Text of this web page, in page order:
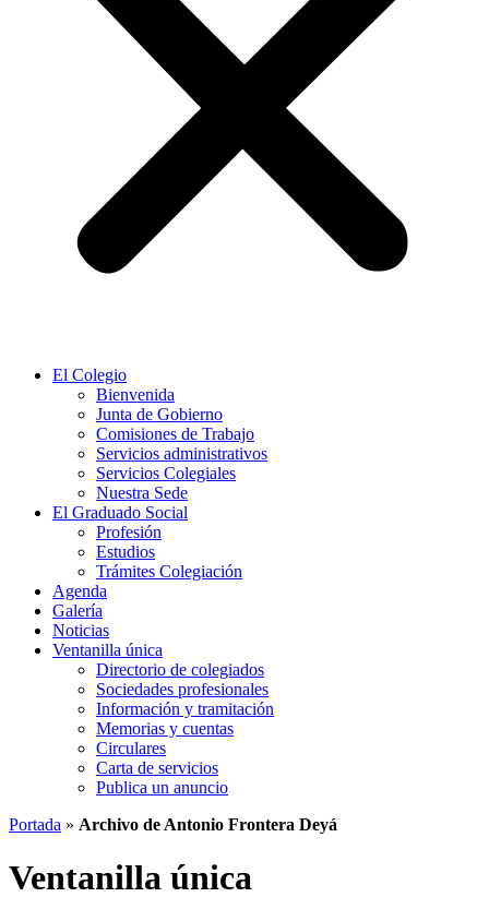
El Colegio
Bienvenida
Junta de Gobierno
Comisiones de Trabajo
Servicios administrativos
Servicios Colegiales
Nuestra Sede
El Graduado Social
Profesión
Estudios
Trámites Colegiación
Agenda
Galería
Noticias
Ventanilla única
Directorio de colegiados
Sociedades profesionales
Información y tramitación
Memorias y cuentas
Circulares
Carta de servicios
Publica un anuncio
Portada » Archivo de Antonio Frontera Deyá
Ventanilla única